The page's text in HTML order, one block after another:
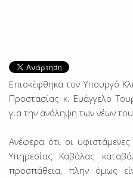
Επισκέφθηκα τον Υπουργό
Προστασίας κ. Ευάγγελο
για την ανάληψη των νέων
Ανέφερα ότι οι
Υπηρεσίας Καβάλας
προσπάθεια, πλην όμως